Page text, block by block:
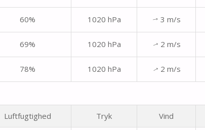
60% 1020 hPa ↑3 m/s
69% 1020 hPa ↑2 m/s
78% 1020 hPa ↑2 m/s
Luftfugtighed Tryk Vind